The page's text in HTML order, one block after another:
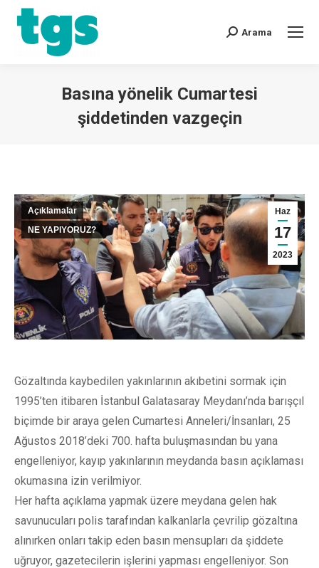
Arama
Basına yönelik Cumartesi
şiddetinden vazgeçin
Haz
17
2023
Açıklamalar
NE YAPIYORUZ?
Gözaltında kaybedilen yakınlarının akıbetini sormak için
1995’ten itibaren İstanbul Galatasaray Meydanı’nda barışçıl
biçimde bir araya gelen Cumartesi Anneleri/İnsanları, 25
Ağustos 2018’deki 700. hafta buluşmasından bu yana
engelleniyor, kayıp yakınlarının meydanda basın açıklaması
okumasına izin verilmiyor.
Her hafta açıklama yapmak üzere meydana gelen hak
savunucuları polis tarafından kalkanlarla çevrilip gözaltına
alınırken onları takip eden basın mensupları da şiddete
uğruyor, gazetecilerin işlerini yapması engelleniyor. Son